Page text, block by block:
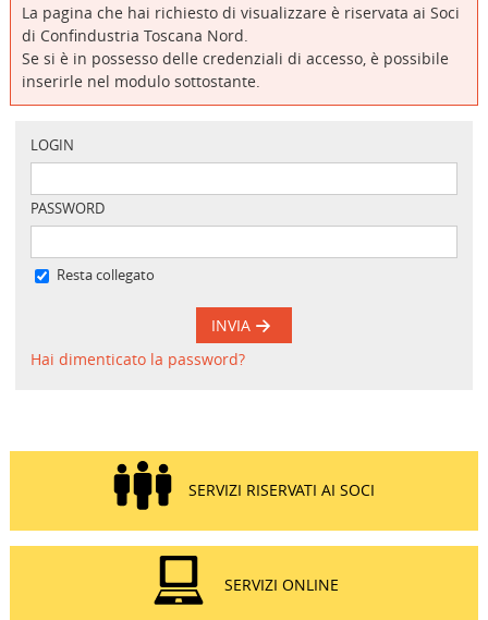
La pagina che hai richiesto di visualizzare è riservata ai Soci
di Confindustria Toscana Nord.
Se si è in possesso delle credenziali di accesso, è possibile
inserirle nel modulo sottostante.
LOGIN
PASSWORD
Resta collegato
INVIA
Hai dimenticato la password?
SERVIZI RISERVATI AI SOCI
SERVIZI ONLINE